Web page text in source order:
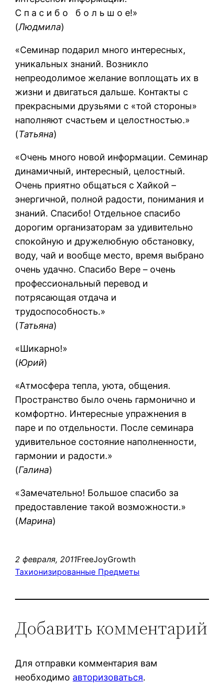
С п а с и б о б о л ь ш о е!»
(Людмила)
«Семинар подарил много интересных,
уникальных знаний. Возникло
непреодолимое желание воплощать их в
жизни и двигаться дальше. Контакты с
прекрасными друзьями с «той стороны»
наполняют счастьем и целостностью.»
(Татьяна)
«Очень много новой информации. Семинар
динамичный, интересный, целостный.
Очень приятно общаться с Хайкой –
энергичной, полной радости, понимания и
знаний. Спасибо! Отдельное спасибо
дорогим организаторам за удивительно
спокойную и дружелюбную обстановку,
воду, чай и вообще место, время выбрано
очень удачно. Спасибо Вере – очень
профессиональный перевод и
потрясающая отдача и
трудоспособность.»
(Татьяна)
«Шикарно!»
(Юрий)
«Атмосфера тепла, уюта, общения.
Пространство было очень гармонично и
комфортно. Интересные упражнения в
паре и по отдельности. После семинара
удивительное состояние наполненности,
гармонии и радости.»
(Галина)
«Замечательно! Большое спасибо за
предоставление такой возможности.»
(Марина)
2 февраля, 2011FreeJoyGrowth
Тахионизированные Предметы
Добавить комментарий
Для отправки комментария вам
необходимо авторизоваться.